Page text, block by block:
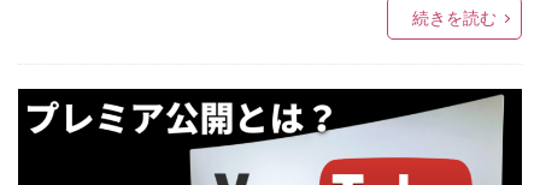
続きを読む